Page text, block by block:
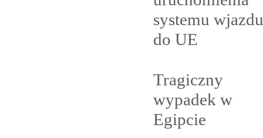
systemu wjazdu
do UE
Tragiczny
wypadek w
Egipcie